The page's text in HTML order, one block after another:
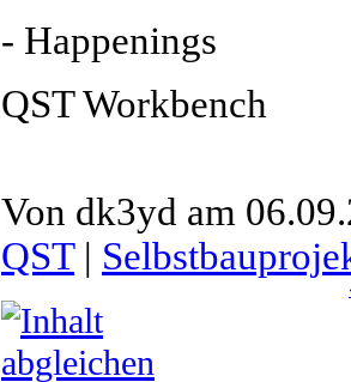
- Happenings
QST Workbench
Von dk3yd am
QST|